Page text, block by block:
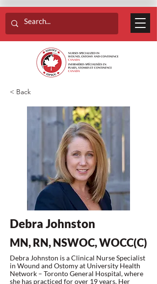
< Back
Debra Johnston
MN, RN, NSWOC, WOCC(C)
Debra Johnston is a Clinical Nurse Specialist
in Wound and Ostomy at University Health
Network – Toronto General Hospital, where
she has practiced for over 19 years. Her